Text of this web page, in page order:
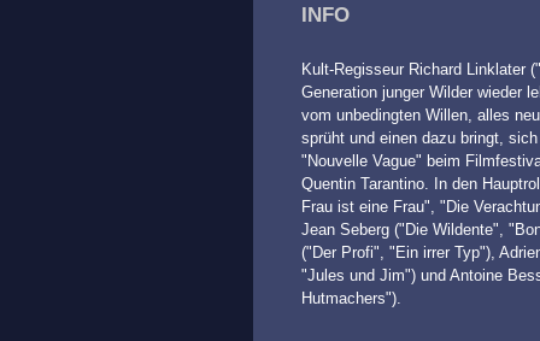
INFO
Kult-Regisseur Richard Linklater
Generation junger Wilder wieder
vom unbedingten Willen, alles
sprüht und einen dazu bringt,
"Nouvelle Vague" beim
Quentin Tarantino. In den
Frau ist eine Frau", "Die
Jean Seberg ("Die Wildente",
("Der Profi", "Ein irrer Typ"),
"Jules und Jim") und Antoine
Hutmachers").